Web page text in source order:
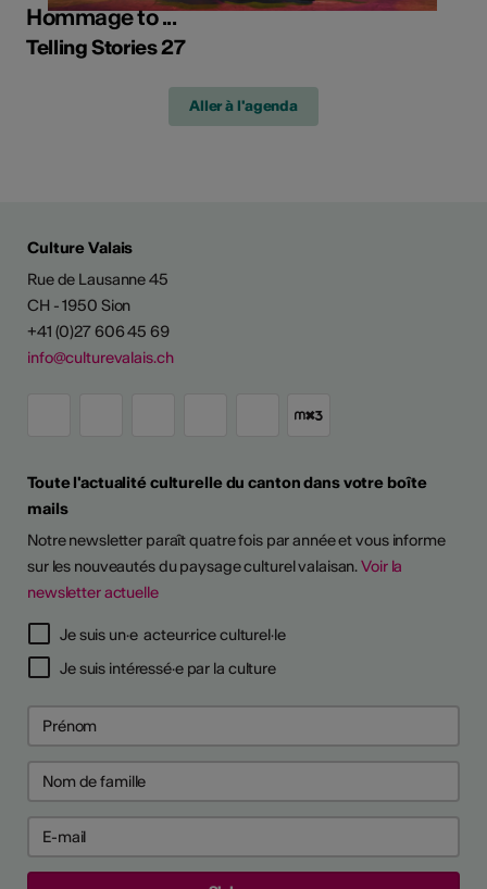
Hommage to ...
Telling Stories 27
Aller à l'agenda
Culture Valais
Rue de Lausanne 45
CH - 1950 Sion
+41 (0)27 606 45 69
info@culturevalais.ch
Toute l'actualité culturelle du canton dans votre boîte
mails
Notre newsletter paraît quatre fois par année et vous informe
sur les nouveautés du paysage culturel valaisan.Voir la
newsletter actuelle
Je suis un·e acteur·rice culturel·le
Je suis intéressé·e par la culture